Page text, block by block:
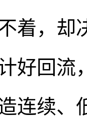
着，却
好回流
连续、